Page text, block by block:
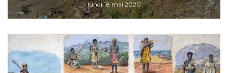
lundi 18 mai 2020